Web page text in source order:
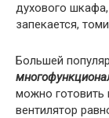
духового
запекается,
Большей
можно готовить
вентилятор